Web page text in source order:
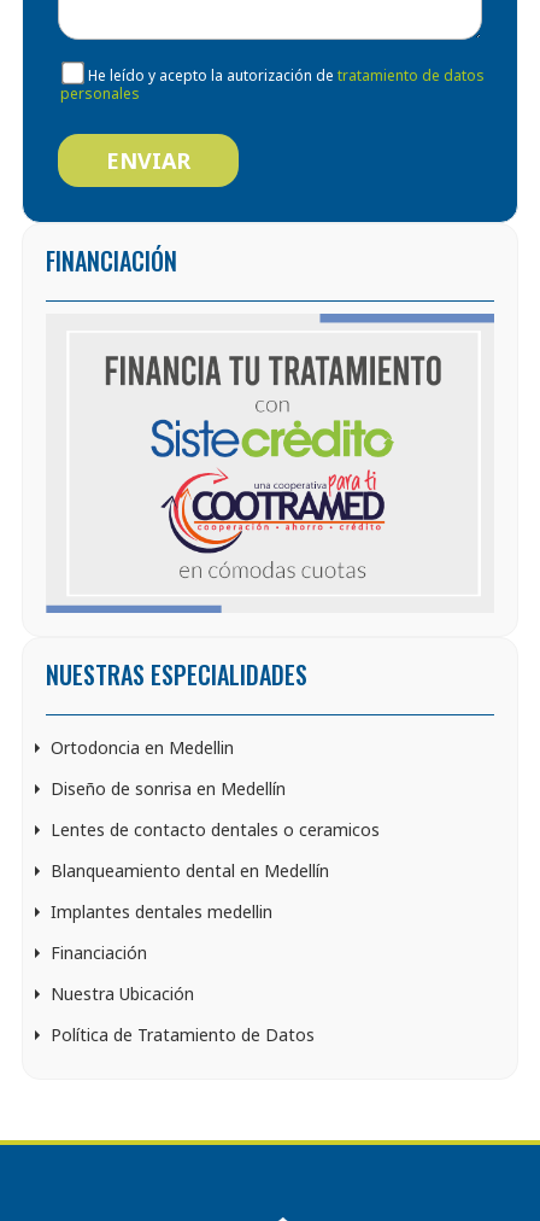
He leído y acepto la autorización de tratamiento de datos
personales
FINANCIACIÓN
NUESTRAS ESPECIALIDADES
Ortodoncia en Medellin
Diseño de sonrisa en Medellín
Lentes de contacto dentales o ceramicos
Blanqueamiento dental en Medellín
Implantes dentales medellin
Financiación
Nuestra Ubicación
Política de Tratamiento de Datos